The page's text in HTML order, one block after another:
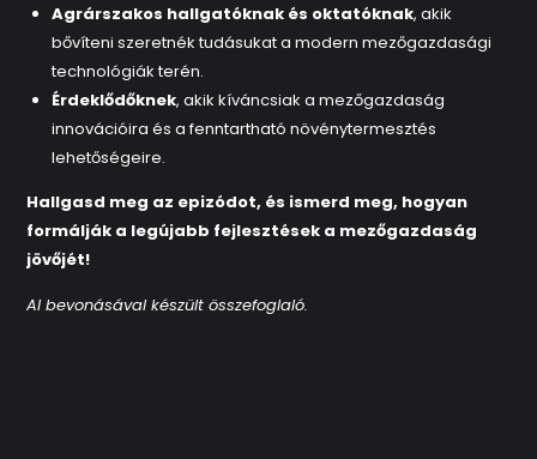
Agrárszakos hallgatóknak és oktatóknak, akik
bővíteni szeretnék tudásukat a modern mezőgazdasági
technológiák terén.
Érdeklődőknek, akik kíváncsiak a mezőgazdaság
innovációira és a fenntartható növénytermesztés
lehetőségeire.
Hallgasd meg az epizódot, és ismerd meg, hogyan
formálják a legújabb fejlesztések a mezőgazdaság
jövőjét!
AI bevonásával készült összefoglaló.